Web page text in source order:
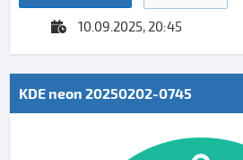
10.09.2025, 20:45
KDE neon 20250202-0745